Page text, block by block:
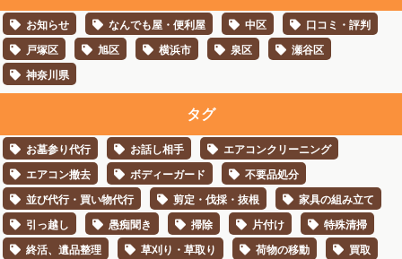
お知らせ なんでも屋・便利屋 中区
口コミ・評判
戸塚区
旭区 横浜市 泉区
瀬谷区
神奈川県
タグ
お墓参り代行 お話し相手
エアコンクリーニング
エアコン撤去
ボディーガード
不要品処分
並び代行・買い物代行
剪定・伐採・抜根
家具の組み立て
引っ越し
愚痴聞き 掃除 片付け
特殊清掃
終活、遺品整理
草刈り・草取り 荷物の移動 買取